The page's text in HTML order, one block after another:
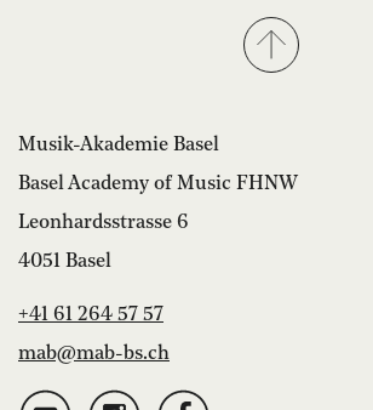
Musik-Akademie Basel
Basel Academy of Music FHNW
Leonhardsstrasse 6
4051 Basel
+41 61 264 57 57
mab@mab-bs.ch